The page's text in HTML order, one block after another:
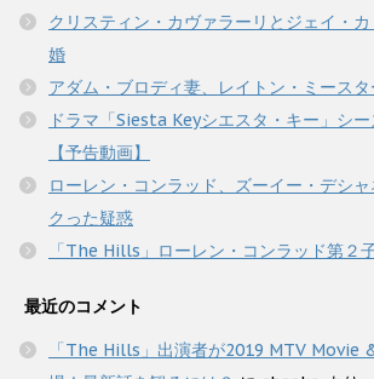
クリスティン・カヴァラーリとジェイ・
婚
アダム・ブロディ妻、レイトン・ミース
ドラマ「Siesta Keyシエスタ・キー」シー
【予告動画】
ローレン・コンラッド、ズーイー・デシ
クった疑惑
「The Hills」ローレン・コンラッド第２
最近のコメント
「The Hills」出演者が2019 MTV Movie